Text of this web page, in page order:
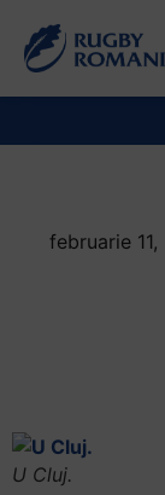
februarie 11,
U Cluj.